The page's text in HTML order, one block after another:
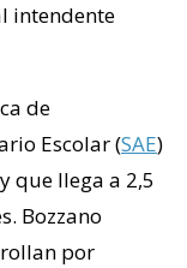
intendente
de
Escolar (SAE)
que llega a 2,5
Bozzano
por